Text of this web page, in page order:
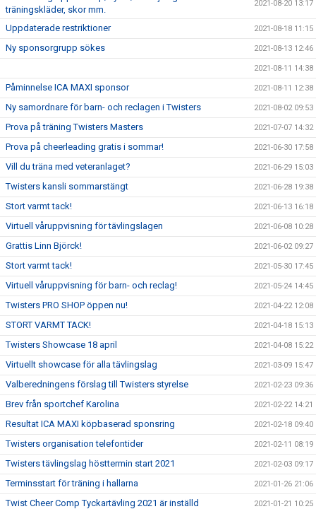
träningskläder, skor mm.
2021-08-20 13:17
Uppdaterade restriktioner 2021-08-18 11:15
Ny sponsorgrupp sökes 2021-08-13 12:46
2021-08-11 14:38
Påminnelse ICA MAXI sponsor 2021-08-11 12:38
Ny samordnare för barn- och reclagen i Twisters 2021-08-02 09:53
Prova på träning Twisters Masters 2021-07-07 14:32
Prova på cheerleading gratis i sommar! 2021-06-30 17:58
Vill du träna med veteranlaget? 2021-06-29 15:03
Twisters kansli sommarstängt 2021-06-28 19:38
Stort varmt tack! 2021-06-13 16:18
Virtuell våruppvisning för tävlingslagen 2021-06-08 10:28
Grattis Linn Björck! 2021-06-02 09:27
Stort varmt tack! 2021-05-30 17:45
Virtuell våruppvisning för barn- och reclag! 2021-05-24 14:45
Twisters PRO SHOP öppen nu! 2021-04-22 12:08
STORT VARMT TACK! 2021-04-18 15:13
Twisters Showcase 18 april 2021-04-08 15:22
Virtuellt showcase för alla tävlingslag 2021-03-09 15:47
Valberedningens förslag till Twisters styrelse 2021-02-23 09:36
Brev från sportchef Karolina 2021-02-22 14:21
Resultat ICA MAXI köpbaserad sponsring 2021-02-18 09:40
Twisters organisation telefontider 2021-02-11 08:19
Twisters tävlingslag hösttermin start 2021 2021-02-03 09:17
Terminsstart för träning i hallarna 2021-01-26 21:06
Twist Cheer Comp Tyckartävling 2021 är inställd 2021-01-21 10:25